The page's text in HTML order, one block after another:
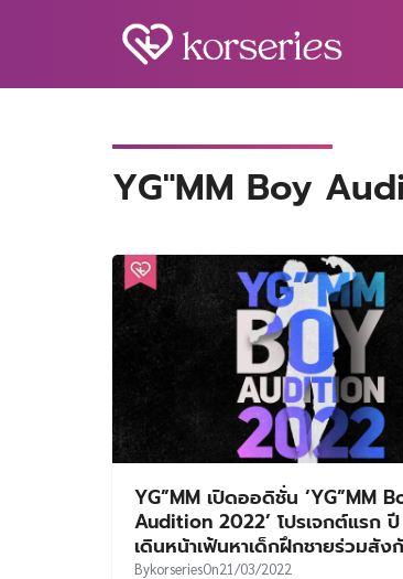
YG"MM Boy
YG”MM เปิดออดิชั่น ‘YG”MM
Audition 2022’ โปรเจกต์แรก
เดินหน้าเฟ้นหาเด็กฝึกชายร่วมสัง
BykorseriesOn21/03/2022